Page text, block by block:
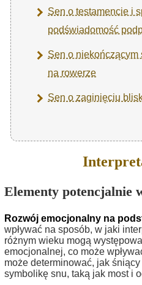
Sen o testamencie i
podświadomość
Sen o
na rowerze
Sen o zaginięciu
Elementy potencjalnie
Rozwój emocjonalny na
wpływać na sposób, w jaki
różnym wieku mogą
emocjonalnej, co może
może determinować, jak
symbolikę snu, taką jak most i